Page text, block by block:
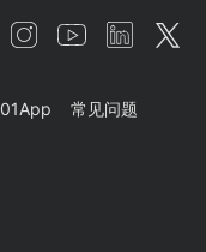
01App 常见问题